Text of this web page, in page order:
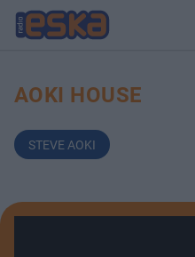
AOKI HOUSE
STEVE AOKI